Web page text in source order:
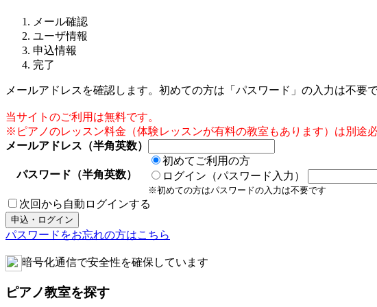
メール確認
ユーザ情報
申込情報
完了
メールアドレスを確認します。初めての方は「パスワード」の入力は不要
当サイトのご利用は無料です。
※ピアノのレッスン料金（体験レッスンが有料の教室もあります）は別途必
メールアドレス（半角英数）
パスワード（半角英数）
初めてご利用の方
ログイン（パスワード入力）
※初めての方はパスワードの入力は不要です
次回から自動ログインする
パスワードをお忘れの方はこちら
暗号化通信で安全性を確保しています
ピアノ教室を探す